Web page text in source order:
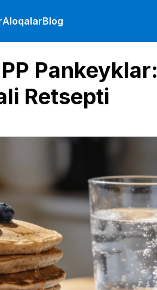
AloqalarBlog
Pankeyklar:
Retsepti